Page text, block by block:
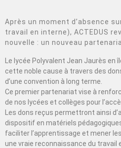
Après un moment d’absence
travail en interne), ACTEDUS
nouvelle : un nouveau
Le lycée Polyvalent Jean Jaurès en
cette noble cause à travers des
d’une convention à long terme.
Ce premier partenariat vise à
de nos lycées et collèges pour
Les dons reçus permettront ainsi
dispositif en matériels
faciliter l’apprentissage et mener
une vraie reconnaissance du